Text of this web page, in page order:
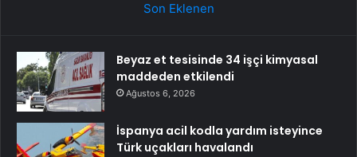
Son Eklenen
Beyaz et tesisinde 34 işçi kimyasal
maddeden etkilendi
Ağustos 6, 2026
İspanya acil kodla yardım isteyince
Türk uçakları havalandı